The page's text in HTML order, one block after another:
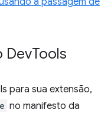
DevTools
para sua extensão,
no manifesto da